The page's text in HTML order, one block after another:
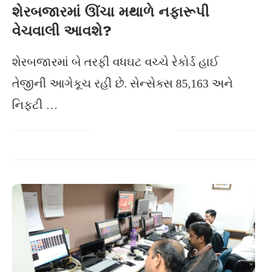
શેરબજારમાં ઊંચા મથાળે નફારૂપી
વેચવાલી આવશે?
શેરબજારમાં બે તરફી વધઘટ વચ્ચે રેકોર્ડ હાઈ
તેજીની આગેકૂચ રહી છે. સેન્સેક્સ 85,163 અને
નિફટી …